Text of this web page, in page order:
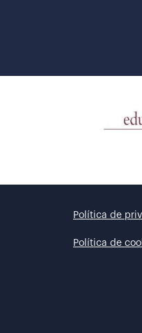
Política de
Política de